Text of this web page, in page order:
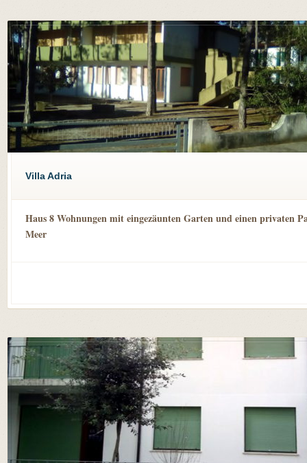
Villa Adria
Haus 8 Wohnungen mit eingezäunten Garten und einen privaten
Meer